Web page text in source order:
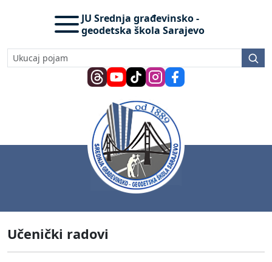
JU Srednja građevinsko -
geodetska škola Sarajevo
Učenički radovi